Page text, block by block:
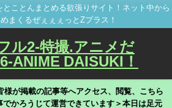
ことんまとめる欲張りサイト！ネット中から
まくるぜぇぇぇっとZプラス！
ル2-特撮.アニメだ
ANIME DAISUKI！
様が掲載の記事等へアクセス、閲覧、こちら
かろうじて運営できています＞本日は足元